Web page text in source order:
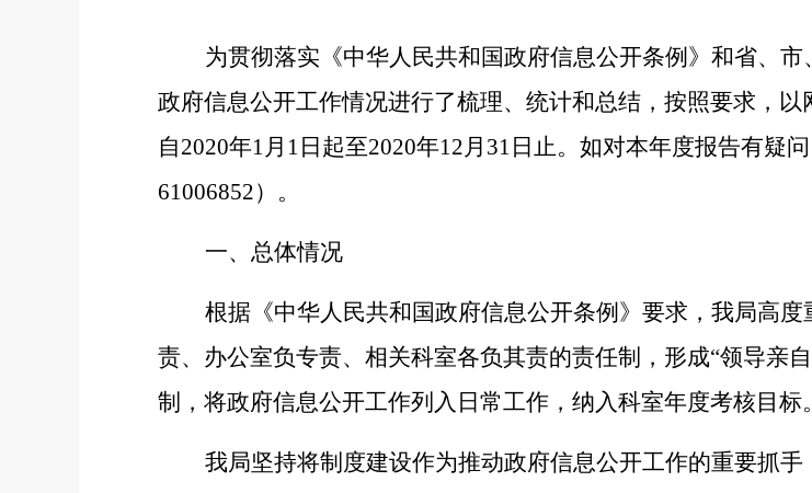
为贯彻落实《中华人民共和国政府信息公开条例》和省、
政府信息公开工作情况进行了梳理、统计和总结， 按照要求， 以
自2020年1月1日起至2020年12月 31 日止。如对本年度报告有疑
61006852）。
一、 总体情况
根据《中华人民共和国政府信息公开条例》要求， 我局高度
责、办公室负专责、相关科室各负其责的责任制，形成“领导亲
制，将政府信息公开工作列入日常工作，纳入科室年度考核目标。
我局坚持将制度建设作为推动政府信息公开工作的重要抓